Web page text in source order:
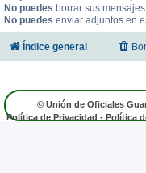
No puedes borrar sus
No puedes enviar adjuntos en
Índice general
© Unión de Oficiales
Política de Privacidad-Política